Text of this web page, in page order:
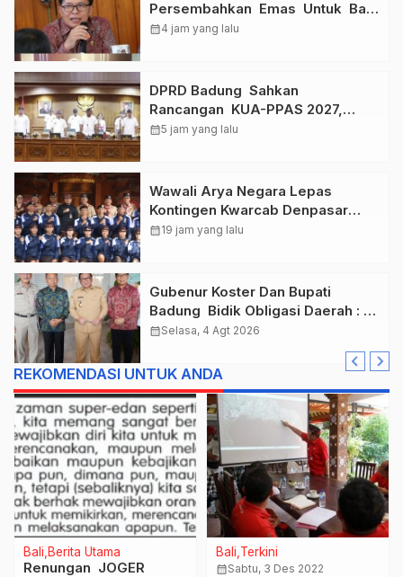
Persembahkan Emas Untuk Bali
, Taklukkan Jawa Tengah Di
calendar_month4 jam yang lalu
DPRD Badung Sahkan
Rancangan KUA-PPAS 2027,
Anggaran Tembus Lebih Dari
calendar_month5 jam yang lalu
Wawali Arya Negara Lepas
Kontingen Kwarcab Denpasar
Menuju Jambore Nasional XII
calendar_month19 jam yang lalu
Gubenur Koster Dan Bupati
Badung Bidik Obligasi Daerah :
Gaspol Bangun Infrastruktur
calendar_monthSelasa, 4 Agt 2026
REKOMENDASI UNTUK ANDA
Bali Berita Utama
Renungan JOGER
Bali Terkini
calendar_monthSabtu, 3 Des 2022